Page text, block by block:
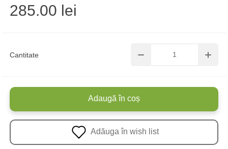
Cantitate
285.00 lei
Adaugă în coș
Adăuga în wish list